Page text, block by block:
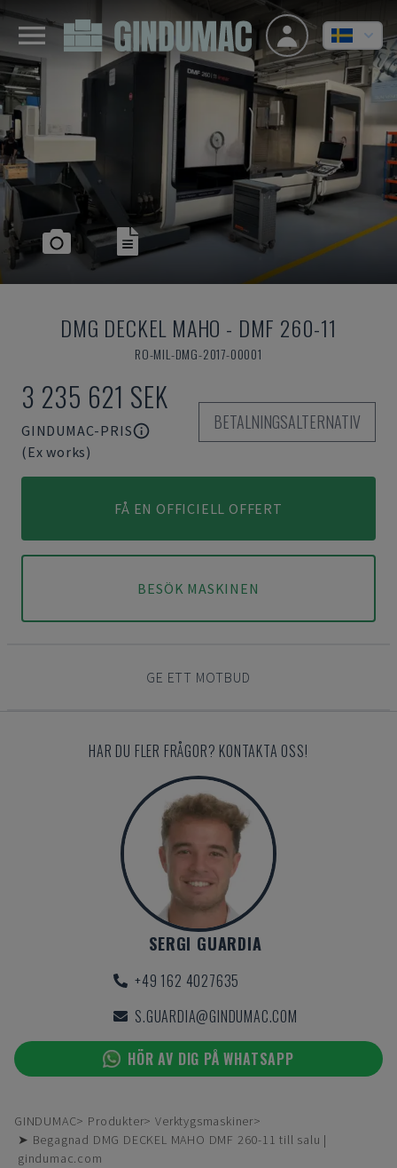
DMG DECKEL MAHO - DMF 260-11
RO-MIL-DMG-2017-00001
3 235 621 SEK
GINDUMAC-PRIS
(Ex works)
BETALNINGSALTERNATIV
FÅ EN OFFICIELL OFFERT
BESÖK MASKINEN
GE ETT MOTBUD
HAR DU FLER FRÅGOR? KONTAKTA OSS!
SERGI GUARDIA
+49 162 4027635
S.GUARDIA@GINDUMAC.COM
HÖR AV DIG PÅ WHATSAPP
GINDUMAC Produkter
Verktygsmaskiner
➤ Begagnad DMG DECKEL MAHO DMF 260-11 till salu |
gindumac.com